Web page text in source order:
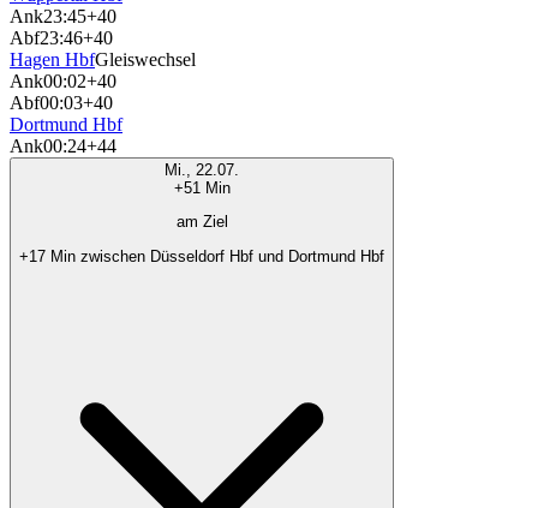
Ank23:45+40
Abf23:46+40
Hagen HbfGleiswechsel
Ank00:02+40
Abf00:03+40
Dortmund Hbf
Ank00:24+44
Mi., 22.07.
+51 Min
am Ziel
+17 Min zwischen Düsseldorf Hbf und Dortmund Hbf